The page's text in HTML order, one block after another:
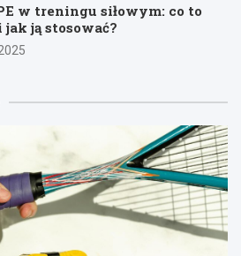
w treningu siłowym: co to
ją stosować?